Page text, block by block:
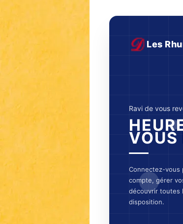
Les
Ravi de vous
VOUS
Connectez-vous
compte, gérer
découvrir toutes
disposition.